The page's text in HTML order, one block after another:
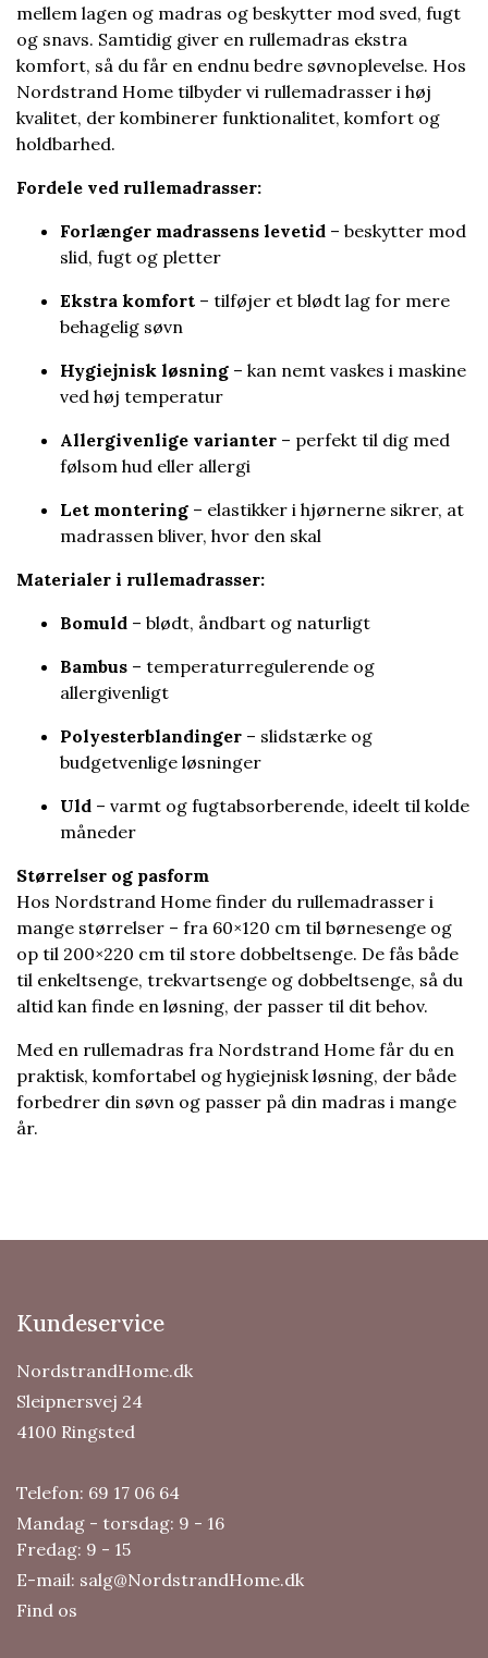
mellem lagen og madras og beskytter mod sved, fugt
og snavs. Samtidig giver en rullemadras ekstra
komfort, så du får en endnu bedre søvnoplevelse. Hos
Nordstrand Home tilbyder vi rullemadrasser i høj
kvalitet, der kombinerer funktionalitet, komfort og
holdbarhed.
Fordele ved rullemadrasser:
Forlænger madrassens levetid – beskytter mod
slid, fugt og pletter
Ekstra komfort – tilføjer et blødt lag for mere
behagelig søvn
Hygiejnisk løsning – kan nemt vaskes i maskine
ved høj temperatur
Allergivenlige varianter – perfekt til dig med
følsom hud eller allergi
Let montering – elastikker i hjørnerne sikrer, at
madrassen bliver, hvor den skal
Materialer i rullemadrasser:
Bomuld – blødt, åndbart og naturligt
Bambus – temperaturregulerende og
allergivenligt
Polyesterblandinger – slidstærke og
budgetvenlige løsninger
Uld – varmt og fugtabsorberende, ideelt til kolde
måneder
Størrelser og pasform
Hos Nordstrand Home finder du rullemadrasser i
mange størrelser – fra 60×120 cm til børnesenge og
op til 200×220 cm til store dobbeltsenge. De fås både
til enkeltsenge, trekvartsenge og dobbeltsenge, så du
altid kan finde en løsning, der passer til dit behov.
Med en rullemadras fra Nordstrand Home får du en
praktisk, komfortabel og hygiejnisk løsning, der både
forbedrer din søvn og passer på din madras i mange
år.
Kundeservice
NordstrandHome.dk
Sleipnersvej 24
4100 Ringsted
Telefon: 69 17 06 64
Mandag - torsdag: 9 - 16
Fredag: 9 - 15
E-mail: salg@NordstrandHome.dk
Find os